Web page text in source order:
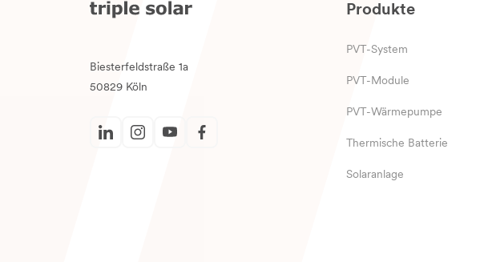
Biesterfeldstraße 1a
50829 Köln
Produkte
PVT-System
PVT-Module
PVT-Wärmepumpe
Thermische Batterie
Solaranlage